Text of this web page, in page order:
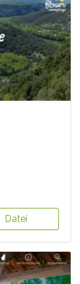
Datei